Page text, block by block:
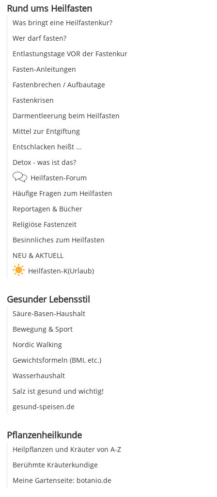
Rund ums Heilfasten
Was bringt eine Heilfastenkur?
Wer darf fasten?
Entlastungstage VOR der Fastenkur
Fasten-Anleitungen
Fastenbrechen / Aufbautage
Fastenkrisen
Darmentleerung beim Heilfasten
Mittel zur Entgiftung
Entschlacken heißt ...
Detox - was ist das?
Heilfasten-Forum
Häufige Fragen zum Heilfasten
Reportagen & Bücher
Religiöse Fastenzeit
Besinnliches zum Heilfasten
NEU & AKTUELL
Heilfasten-K(Urlaub)
Gesunder Lebensstil
Säure-Basen-Haushalt
Bewegung & Sport
Nordic Walking
Gewichtsformeln (BMI, etc.)
Wasserhaushalt
Salz ist gesund und wichtig!
gesund-speisen.de
Pflanzenheilkunde
Heilpflanzen und Kräuter von A-Z
Berühmte Kräuterkundige
Meine Gartenseite: botanio.de